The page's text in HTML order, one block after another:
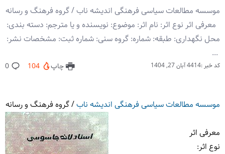
موسسه مطالعات سیاسی فرهنگی اندیشه ناب / گروه فرهنگ و رسانه
معرفی اثر نوع اثر: نام اثر: موضوع: نویسنده و یا مترجم: دسته بندی:
محل نگهداری: طبقه: شماره: گروه سنی: شماره ثبت: مشخصات نشر:
‏‫ ‏‬...
کد خبر :4414 آبان 27, 1404 چاپ 104
0
موسسه مطالعات سیاسی فرهنگی اندیشه ناب/گروه فرهنگ و رسانه
معرفی اثر
نوع اثر: